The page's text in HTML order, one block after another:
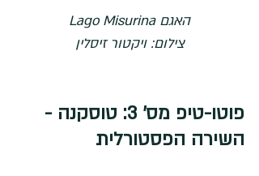
האגם Lago Misurina
צילום: ויקטור זיסלין
פוטו-טיפ מס' 3: טוסקנה -
השירה הפסטורלית